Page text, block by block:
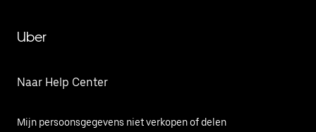
Uber
Naar Help Center
Mijn persoonsgegevens niet verkopen of delen